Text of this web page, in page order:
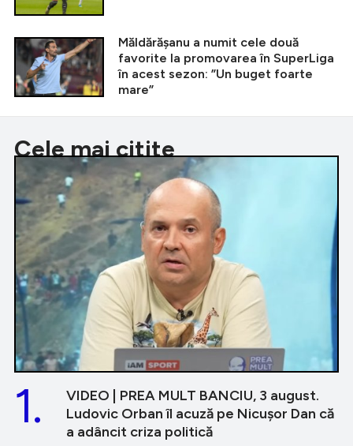
Măldărășanu a numit cele două
favorite la promovarea în SuperLiga
în acest sezon: ”Un buget foarte
mare”
Cele mai citite
VIDEO | PREA MULT BANCIU, 3 august.
Ludovic Orban îl acuză pe Nicușor Dan că
a adâncit criza politică
1.